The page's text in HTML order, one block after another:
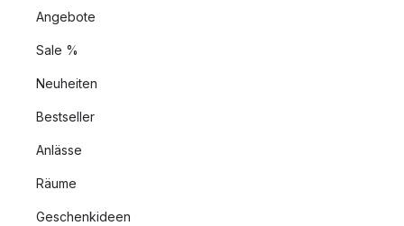
Angebote
Sale %
Neuheiten
Bestseller
Anlässe
Räume
Geschenkideen